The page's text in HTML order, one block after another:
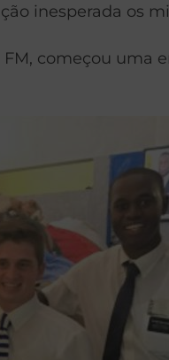
inesperada os
começou